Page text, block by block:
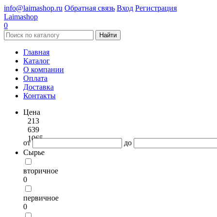
info@laimashop.ru Обратная связь Вход Регистрация
Laimashop
0
Найти
Главная
Каталог
О компании
Оплата
Доставка
Контакты
Цена
213
639
1065
от
до
Сырье
вторичное
0
первичное
0